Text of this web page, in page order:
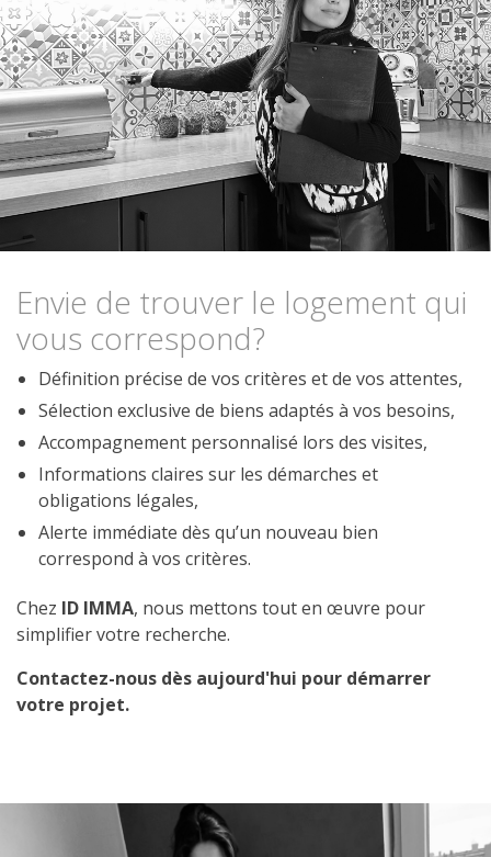
Envie de trouver le logement qui
vous correspond?
Définition précise de vos critères et de vos attentes,
Sélection exclusive de biens adaptés à vos besoins,
Accompagnement personnalisé lors des visites,
Informations claires sur les démarches et
obligations légales,
Alerte immédiate dès qu’un nouveau bien
correspond à vos critères.
Chez ID IMMA, nous mettons tout en œuvre pour
simplifier votre recherche.
Contactez-nous dès aujourd'hui pour démarrer
votre projet.